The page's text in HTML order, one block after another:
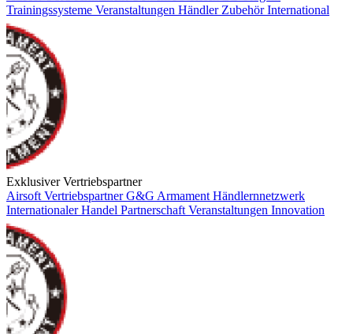
Trainingssysteme Veranstaltungen Händler ZubehörInternational
Exklusiver Vertriebspartner
Airsoft VertriebspartnerG&G Armament Händlernnetzwerk
Internationaler Handel Partnerschaft Veranstaltungen Innovation